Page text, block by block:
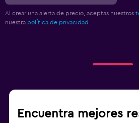
Al crear una alerta de precio, aceptas nuestros
nuestra política de privacidad.
Encuentra mejores